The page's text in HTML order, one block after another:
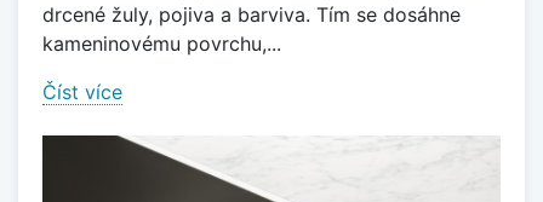
drcené žuly, pojiva a barviva. Tím se dosáhne
kameninovému povrchu,...
Číst více